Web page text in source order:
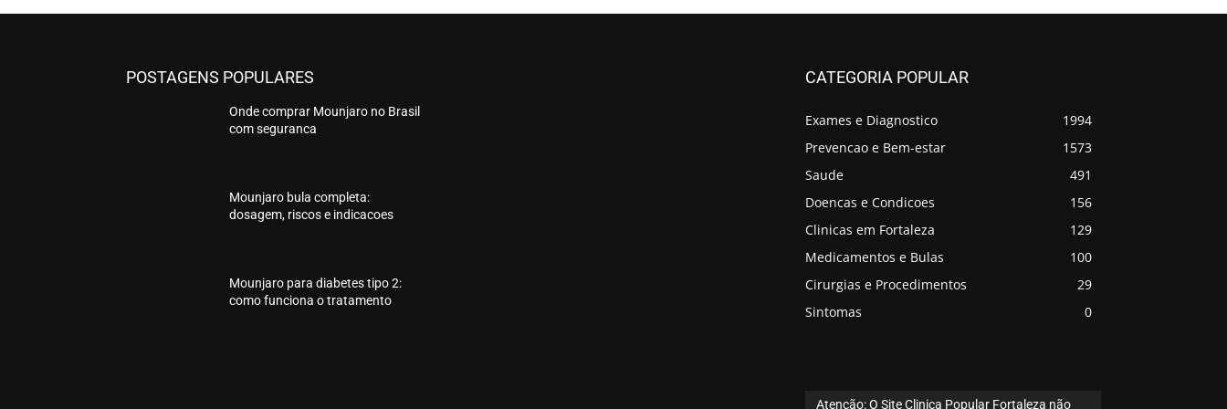
POSTAGENS POPULARES
Onde comprar Mounjaro no Brasil
com seguranca
Mounjaro bula completa:
dosagem, riscos e indicacoes
Mounjaro para diabetes tipo 2:
como funciona o tratamento
CATEGORIA POPULAR
Exames e Diagnostico
1994
Prevencao e Bem-estar
1573
Saude
491
Doencas e Condicoes
156
Clinicas em Fortaleza
129
Medicamentos e Bulas
100
Cirurgias e Procedimentos
29
Sintomas
0
Atenção: O Site Clinica Popular Fortaleza não